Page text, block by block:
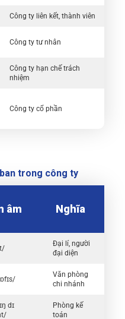
Công ty liên kết, thành viên
Công ty tư nhân
Công ty hạn chế trách
nhiệm
Công ty cổ phần
trong công ty
âm Nghĩa
Đại lí, người
đại diện
Văn phòng
chi nhánh
dɪ
Phòng kế
toán